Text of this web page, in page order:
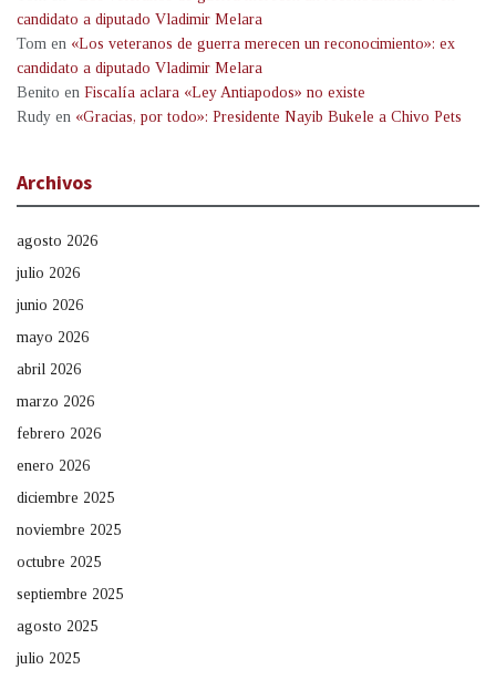
candidato a diputado Vladimir Melara
Tom en «Los veteranos de guerra merecen un reconocimiento»: ex
candidato a diputado Vladimir Melara
Benito en Fiscalía aclara «Ley Antiapodos» no existe
Rudy en «Gracias, por todo»: Presidente Nayib Bukele a Chivo Pets
Archivos
agosto 2026
julio 2026
junio 2026
mayo 2026
abril 2026
marzo 2026
febrero 2026
enero 2026
diciembre 2025
noviembre 2025
octubre 2025
septiembre 2025
agosto 2025
julio 2025